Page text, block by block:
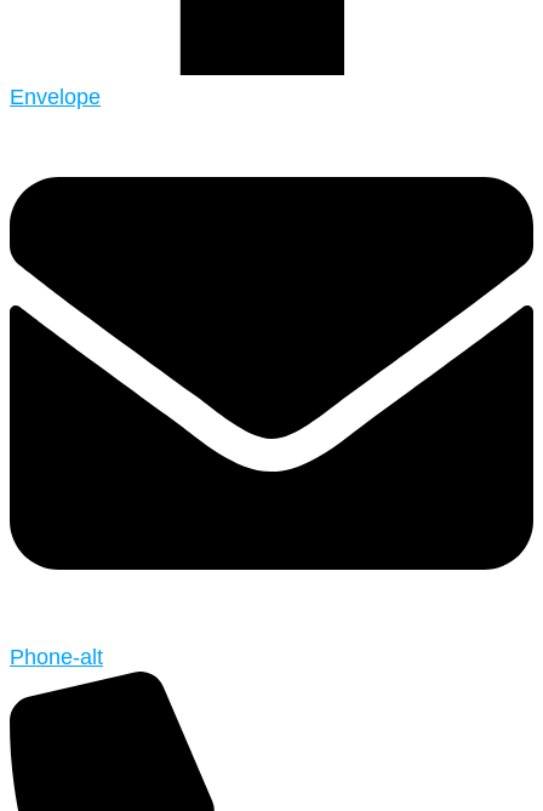
Envelope
Phone-alt